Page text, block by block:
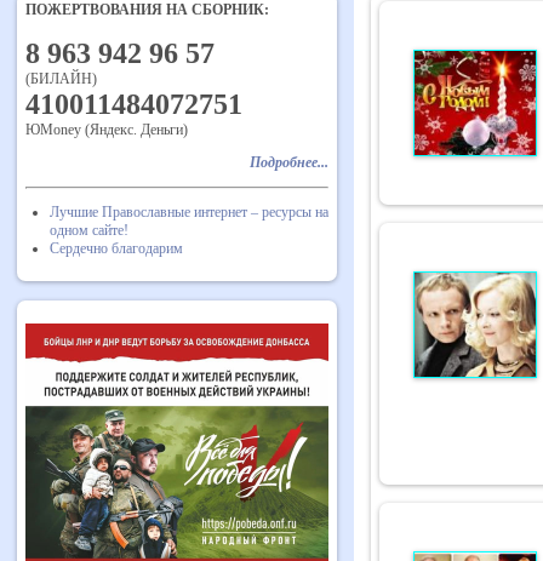
ПОЖЕРТВОВАНИЯ НА СБОРНИК:
8 963 942 96 57
(БИЛАЙН)
410011484072751
ЮMoney (Яндекс. Деньги)
Подробнее...
Лучшие Православные интернет – ресурсы на
одном сайте!
Сердечно благодарим